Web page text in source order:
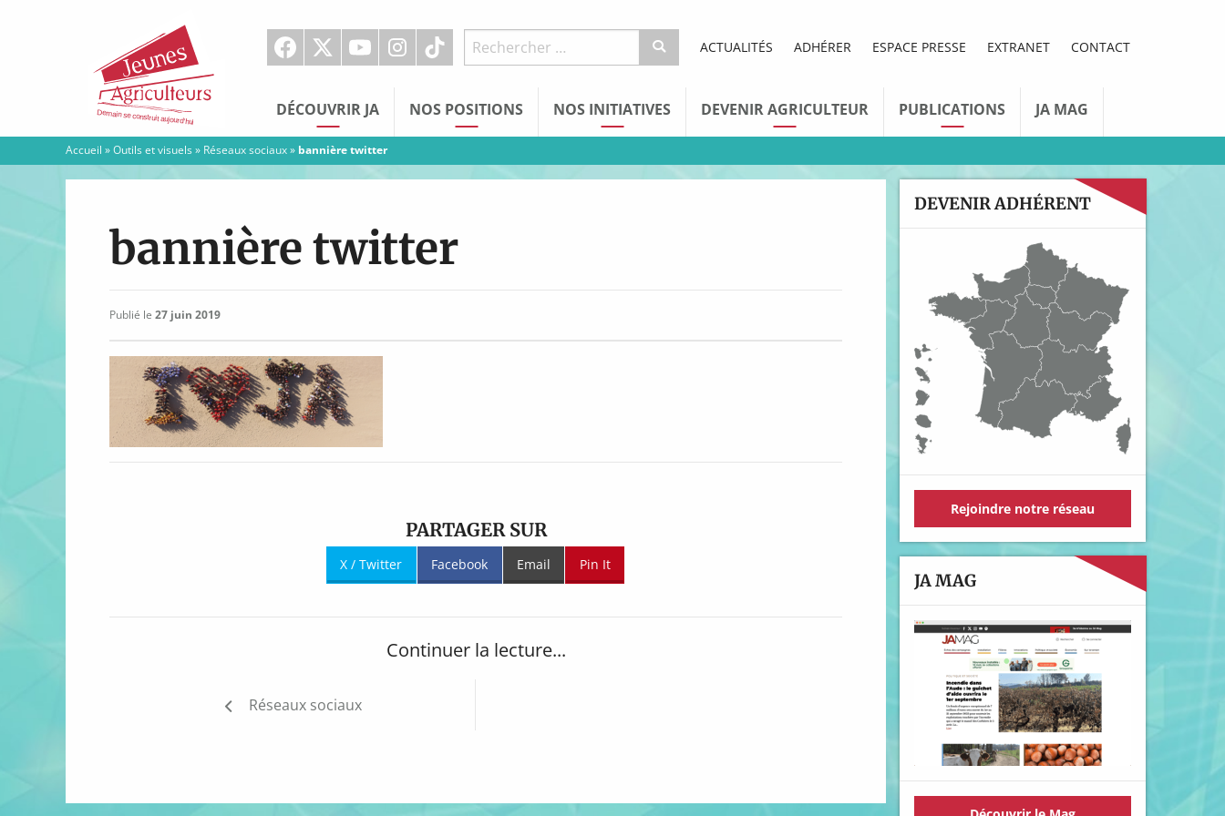
Agriculteurs
ACTUALITÉS ADHÉRER ESPACE PRESSE EXTRANET CONTACT
DÉCOUVRIR JA NOS POSITIONS NOS INITIATIVES DEVENIR AGRICULTEUR PUBLICATIONS JA MAG
Accueil »Outils et visuels» Réseaux sociaux» bannière twitter
bannière twitter
Publié le 27 juin 2019
PARTAGER SUR
X / Twitter Facebook Email Pin It
Continuer la lecture...
Navigation
Réseaux sociaux
DEVENIR ADHÉRENT
Rejoindre notre réseau
JA MAG